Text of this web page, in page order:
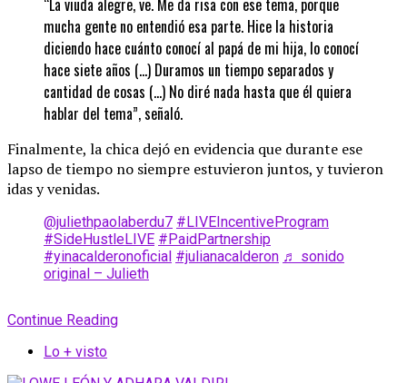
mucha gente no entendió esa parte. Hice la historia
diciendo hace cuánto conocí al papá de mi hija, lo conocí
hace siete años (…) Duramos un tiempo separados y
cantidad de cosas (…) No diré nada hasta que él quiera
hablar del tema”, señaló.
Finalmente, la chica dejó en evidencia que durante ese
lapso de tiempo no siempre estuvieron juntos, y tuvieron
idas y venidas.
@juliethpaolaberdu7 #LIVEIncentiveProgram
#SideHustleLIVE #PaidPartnership
#yinacalderonoficial #julianacalderon ♬ sonido
original – Julieth
Continue Reading
Lo + visto